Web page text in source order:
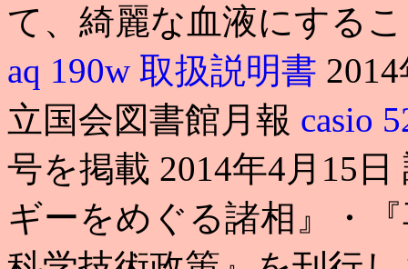
て、綺麗な血液にする
aq 190w 取扱説明書
立国会図書館月報 casio
号を掲載 2014年4月15
ギーをめぐる諸相』・